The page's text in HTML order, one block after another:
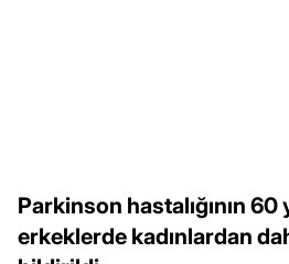
Parkinson hastalığının 60
erkeklerde kadınlardan